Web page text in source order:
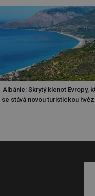
Albánie: Skrytý klenot Evropy,
se stává novou turistickou